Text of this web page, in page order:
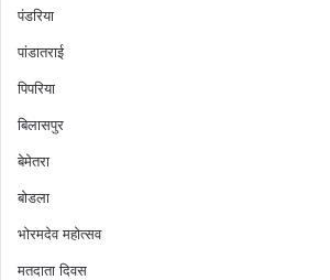
पंडरिया
पांडातराई
पिपरिया
बिलासपुर
बेमेतरा
बोडला
भोरमदेव महोत्सव
मतदाता दिवस